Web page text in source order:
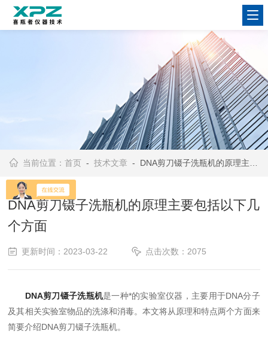
当前位置：首页 -技术文章 - DNA剪刀镊子洗瓶机的原理主要包括以下几个方面
DNA剪刀镊子洗瓶机的原理主要包括以下几
个方面
更新时间：2023-03-22 点击次数：2075
DNA剪刀镊子洗瓶机是一种*的实验室仪器，主要用于DNA分子
及其相关实验室物品的洗涤和消毒。本文将从原理和特点两个方面来
简要介绍DNA剪刀镊子洗瓶机。